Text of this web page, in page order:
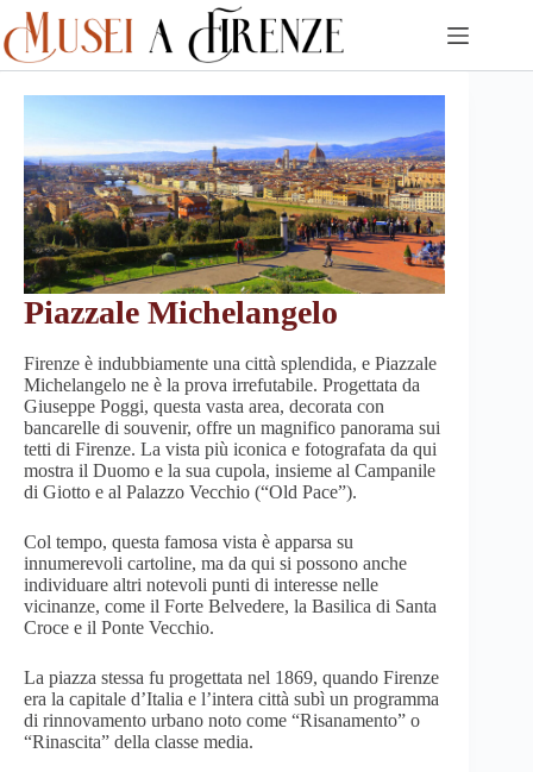
Skip
to
content
Piazzale Michelangelo
Firenze è indubbiamente una città splendida, e Piazzale
Michelangelo ne è la prova irrefutabile. Progettata da
Giuseppe Poggi, questa vasta area, decorata con
bancarelle di souvenir, offre un magnifico panorama sui
tetti di Firenze. La vista più iconica e fotografata da qui
mostra il Duomo e la sua cupola, insieme al Campanile
di Giotto e al Palazzo Vecchio (“Old Pace”).
Col tempo, questa famosa vista è apparsa su
innumerevoli cartoline, ma da qui si possono anche
individuare altri notevoli punti di interesse nelle
vicinanze, come il Forte Belvedere, la Basilica di Santa
Croce e il Ponte Vecchio.
La piazza stessa fu progettata nel 1869, quando Firenze
era la capitale d’Italia e l’intera città subì un programma
di rinnovamento urbano noto come “Risanamento” o
“Rinascita” della classe media.